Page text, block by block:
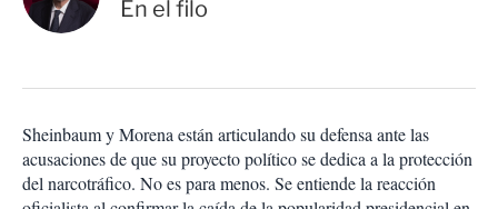
e
s
c
m
p
a
r
En el filo
Sheinbaum y Morena están articulando su defensa ante las
acusaciones de que su proyecto político se dedica a la protección
del narcotráfico. No es para menos. Se entiende la reacción